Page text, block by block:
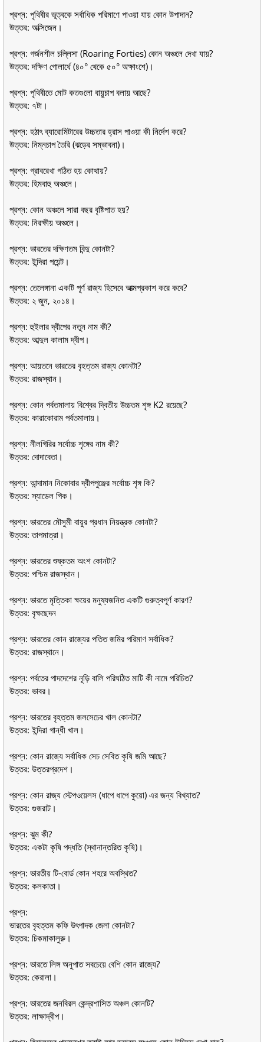
প্রশ্ন: পৃথিবীর ভূত্বকে সর্বাধিক পরিমাণে পাওয়া যায় কোন উপাদান?
উত্তর: অক্সিজেন।
প্রশ্ন: গর্জনশীল চল্লিসা (Roaring Forties) কোন অঞ্চলে দেখা যায়?
উত্তর: দক্ষিণ গোলার্ধে (৪০° থেকে ৫০° অক্ষাংশে)।
প্রশ্ন: পৃথিবীতে মোট কতগুলো বায়ুচাপ বলায় আছে?
উত্তর: ৭টা।
প্রশ্ন: হঠাৎ ব্যারোমিটারের উচ্চতার হ্রাস পাওয়া কী নির্দেশ করে?
উত্তর: নিম্নচাপ তৈরি (ঝড়ের সম্ভাবনা)।
প্রশ্ন: গ্রাবরেখা গঠিত হয় কোথায়?
উত্তর: হিমবাহু অঞ্চলে।
প্রশ্ন: কোন অঞ্চলে সারা বছর বৃষ্টিপাত হয়?
উত্তর: নিরক্ষীয় অঞ্চলে।
প্রশ্ন: ভারতের দক্ষিণতম বিন্দু কোনটা?
উত্তর: ইন্দিরা পয়েন্ট।
প্রশ্ন: তেলেঙ্গানা একটি পূর্ণ রাজ্য হিসেবে আত্মপ্রকাশ করে কবে?
উত্তর: ২ জুন, ২০১৪।
প্রশ্ন: হুইলার দ্বীপের নতুন নাম কী?
উত্তর: আব্দুল কালাম দ্বীপ।
প্রশ্ন: আয়তনে ভারতের বৃহত্তম রাজ্য কোনটা?
উত্তর: রাজস্থান।
প্রশ্ন: কোন পর্বতমালায় বিশ্বের দ্বিতীয় উচ্চতম শৃঙ্গ K2 রয়েছে?
উত্তর: কারাকোরাম পর্বতমালায়।
প্রশ্ন: নীলগিরির সর্বোচ্চ শৃঙ্গের নাম কী?
উত্তর: দোদাবেতা।
প্রশ্ন: আন্দামান নিকোবার দ্বীপপুঞ্জের সর্বোচ্চ শৃঙ্গ কি?
উত্তর: স্যাডেল পিক।
প্রশ্ন: ভারতের মৌসুমী বায়ুর প্রধান নিয়ন্ত্রক কোনটা?
উত্তর: তাপমাত্রা।
প্রশ্ন: ভারতের শুষ্কতম অংশ কোনটা?
উত্তর: পশ্চিম রাজস্থান।
প্রশ্ন: ভারতে মৃত্তিকা ক্ষয়ের মনুষ্যজনিত একটি গুরুত্বপূর্ণ কারণ?
উত্তর: বৃক্ষছেদন
প্রশ্ন: ভারতের কোন রাজ্যের পতিত জমির পরিমাণ সর্বাধিক?
উত্তর: রাজস্থানে।
প্রশ্ন: পর্বতের পাদদেশের নূড়ি বালি পরিঘঠিত মাটি কী নামে পরিচিত?
উত্তর: ভাবর।
প্রশ্ন: ভারতের বৃহত্তম জলসেচের খাল কোনটা?
উত্তর: ইন্দিরা গান্ধী খাল।
প্রশ্ন: কোন রাজ্যে সর্বাধিক সেচ সেবিত কৃষি জমি আছে?
উত্তর: উত্তরপ্রদেশ।
প্রশ্ন: কোন রাজ্য স্টেপওয়েলস (ধাপে ধাপে কুয়ো) এর জন্য বিখ্যাত?
উত্তর: গুজরাট।
প্রশ্ন: ঝুম কী?
উত্তর: একটা কৃষি পদ্ধতি (স্থানান্তরিত কৃষি)।
প্রশ্ন: ভারতীয় টি-বোর্ড কোন শহরে অবস্থিত?
উত্তর: কলকাতা।
প্রশ্ন:
ভারতের বৃহত্তম কফি উৎপাদক জেলা কোনটা?
উত্তর: চিকমাকালুরু।
প্রশ্ন: ভারতে লিঙ্গ অনুপাত সবচেয়ে বেশি কোন রাজ্যে?
উত্তর: কেরালা।
প্রশ্ন: ভারতের জনবিরল কেন্দ্রশাসিত অঞ্চল কোনটি?
উত্তর: লাক্ষাদ্বীপ।